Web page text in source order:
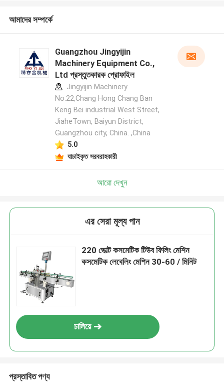
আমাদের সম্পর্কে
Guangzhou Jingyijin
Machinery Equipment Co.,
Ltd প্রস্তুতকারক প্রোফাইল
Jingyijin Machinery
No.22,Chang Hong Chang Ban
Keng Bei industrial West Street,
JiaheTown, Baiyun District,
Guangzhou city, China. ,China
5.0
যাচাইকৃত সরবরাহকারী
আরো দেখুন
এর সেরা মূল্য পান
220 ভোল্ট কসমেটিক টিউব ফিলিং মেশিন
কসমেটিক লেবেলিং মেশিন 30-60 / মিনিট
চালিয়ে
প্রস্তাবিত পণ্য